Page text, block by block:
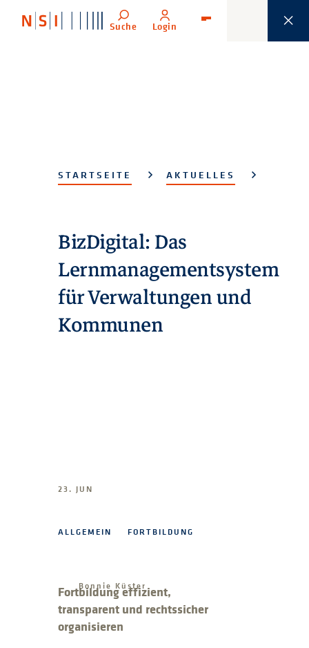
Suche Login
STARTSEITE AKTUELLES
BizDigital: Das
Lernmanagementsystem
für Verwaltungen und
Kommunen
23. JUN
ALLGEMEIN FORTBILDUNG
Bonnie Küster
Fortbildung effizient,
transparent und rechtssicher
organisieren